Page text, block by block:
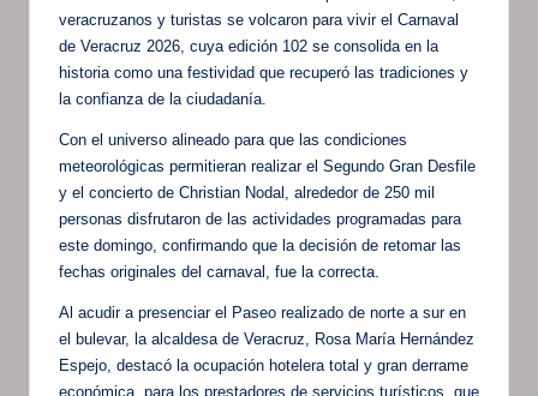
veracruzanos y turistas se volcaron para vivir el Carnaval
de Veracruz 2026, cuya edición 102 se consolida en la
historia como una festividad que recuperó las tradiciones y
la confianza de la ciudadanía.
Con el universo alineado para que las condiciones
meteorológicas permitieran realizar el Segundo Gran Desfile
y el concierto de Christian Nodal, alrededor de 250 mil
personas disfrutaron de las actividades programadas para
este domingo, confirmando que la decisión de retomar las
fechas originales del carnaval, fue la correcta.
Al acudir a presenciar el Paseo realizado de norte a sur en
el bulevar, la alcaldesa de Veracruz, Rosa María Hernández
Espejo, destacó la ocupación hotelera total y gran derrame
económica para los prestadores de servicios turísticos, que